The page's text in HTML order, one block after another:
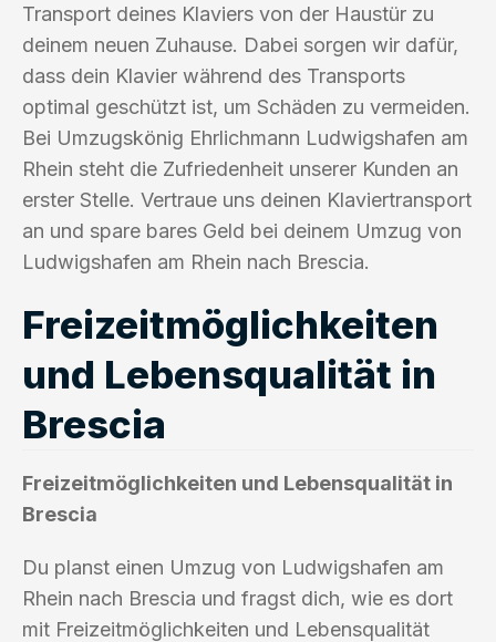
Transport deines Klaviers von der Haustür zu
deinem neuen Zuhause. Dabei sorgen wir dafür,
dass dein Klavier während des Transports
optimal geschützt ist, um Schäden zu vermeiden.
Bei Umzugskönig Ehrlichmann Ludwigshafen am
Rhein steht die Zufriedenheit unserer Kunden an
erster Stelle. Vertraue uns deinen Klaviertransport
an und spare bares Geld bei deinem Umzug von
Ludwigshafen am Rhein nach Brescia.
Freizeitmöglichkeiten
und Lebensqualität in
Brescia
Freizeitmöglichkeiten und Lebensqualität in
Brescia
Du planst einen Umzug von Ludwigshafen am
Rhein nach Brescia und fragst dich, wie es dort
mit Freizeitmöglichkeiten und Lebensqualität